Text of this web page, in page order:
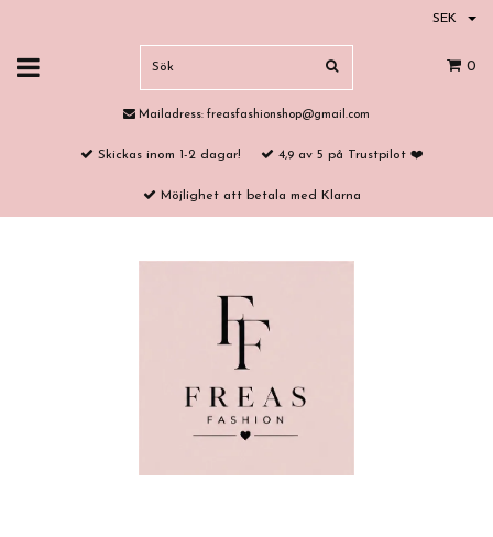
SEK
0
Mailadress: freasfashionshop@gmail.com
Skickas inom 1-2 dagar! 4,9 av 5 på Trustpilot ❤️
Möjlighet att betala med Klarna